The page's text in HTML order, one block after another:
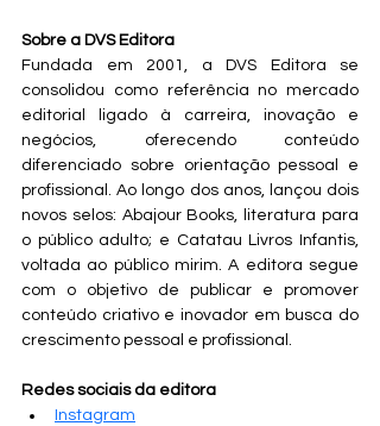
Sobre a DVS Editora
Fundada em 2001, a DVS Editora se
consolidou como referência no mercado
editorial ligado à carreira, inovação e
negócios, oferecendo conteúdo
diferenciado sobre orientação pessoal e
profissional. Ao longo dos anos, lançou dois
novos selos: Abajour Books, literatura para
o público adulto; e Catatau Livros Infantis,
voltada ao público mirim. A editora segue
com o objetivo de publicar e promover
conteúdo criativo e inovador em busca do
crescimento pessoal e profissional.
Redes sociais da editora
Instagram